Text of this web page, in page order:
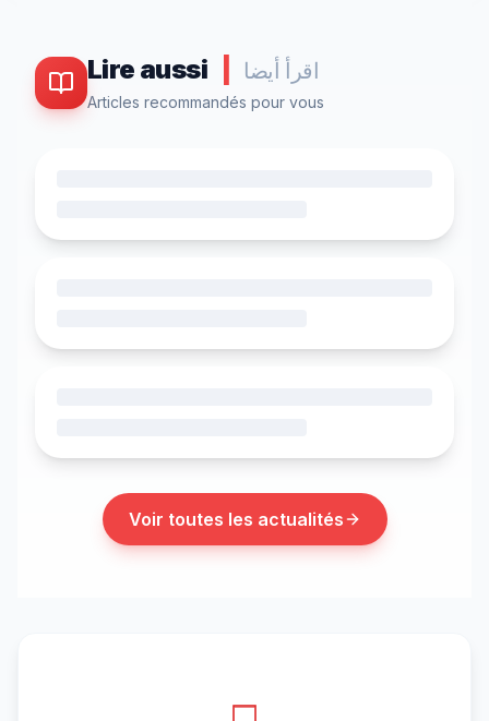
Lire aussi اقرأ أيضا
Articles recommandés pour vous
Voir toutes les actualités